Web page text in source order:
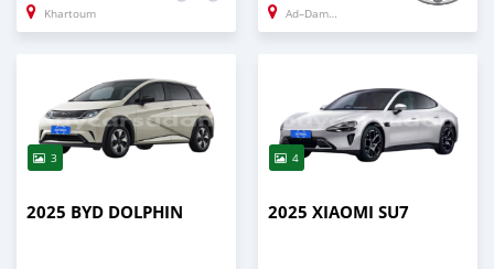
Khartoum Ad–Damazin
3
2025 BYD DOLPHIN
4
2025 XIAOMI SU7